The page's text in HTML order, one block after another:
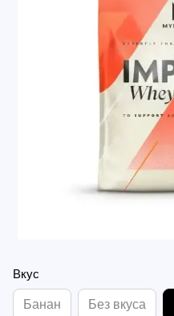
Вкус
Банан Без вкуса